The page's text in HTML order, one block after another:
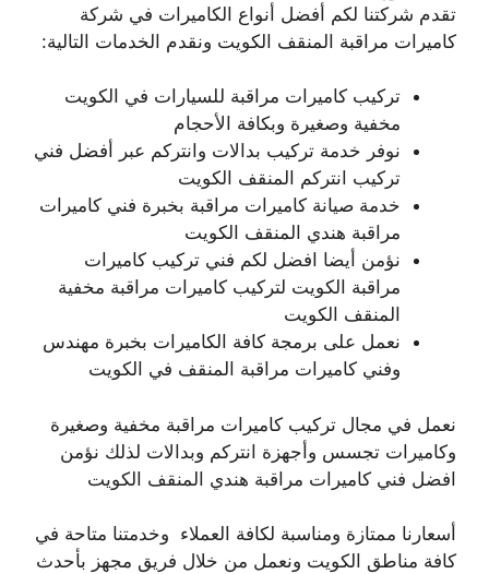
تقدم شركتنا لكم أفضل أنواع الكاميرات في شركة
كاميرات مراقبة المنقف الكويت ونقدم الخدمات التالية:
تركيب كاميرات مراقبة للسيارات في الكويت
مخفية وصغيرة وبكافة الأحجام
نوفر خدمة تركيب بدالات وانتركم عبر أفضل فني
تركيب انتركم المنقف الكويت
خدمة صيانة كاميرات مراقبة بخبرة فني كاميرات
مراقبة هندي المنقف الكويت
نؤمن أيضا افضل لكم فني تركيب كاميرات
مراقبة الكويت لتركيب كاميرات مراقبة مخفية
المنقف الكويت
نعمل على برمجة كافة الكاميرات بخبرة مهندس
وفني كاميرات مراقبة المنقف في الكويت
نعمل في مجال تركيب كاميرات مراقبة مخفية وصغيرة
وكاميرات تجسس وأجهزة انتركم وبدالات لذلك نؤمن
افضل فني كاميرات مراقبة هندي المنقف الكويت
أسعارنا ممتازة ومناسبة لكافة العملاء وخدمتنا متاحة في
كافة مناطق الكويت ونعمل من خلال فريق مجهز بأحدث